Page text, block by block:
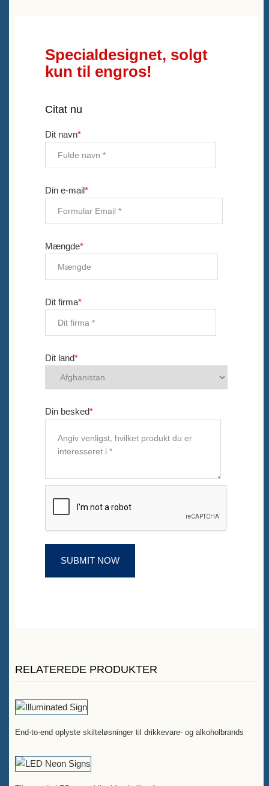
Specialdesignet, solgt
kun til engros!
Citat nu
Dit navn*
Din e-mail*
Mængde*
Dit firma*
Dit land*
Din besked*
RELATEREDE PRODUKTER
End-to-end oplyste skilteløsninger til drikkevare- og alkoholbrands